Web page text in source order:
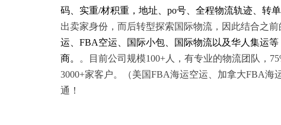
码、实重/材积重，地址、po号、全程物流轨迹、转
出卖家身份，而后转型探索国际物流，因此结合之
运、FBA空运、国际小包、国际物流以及华人集运等
商。
。目前公司规模100+人，有专业的物流团队，
3000+家客户。
（美国FBA海运空运、加拿大FBA海
通！